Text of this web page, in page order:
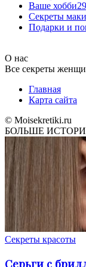
Ваше хобби
Секреты
Подарки и
О нас
Все секреты
Главная
Карта сайта
© Moisekretiki.ru
БОЛЬШЕ
Секреты красоты
Серьги с